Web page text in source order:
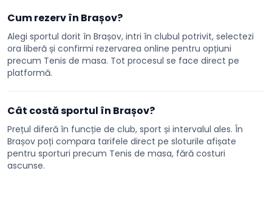
Cum rezerv în Brașov?
Alegi sportul dorit în Brașov, intri în clubul potrivit, selectezi
ora liberă și confirmi rezervarea online pentru opțiuni
precum Tenis de masa. Tot procesul se face direct pe
platformă.
Cât costă sportul în Brașov?
Prețul diferă în funcție de club, sport și intervalul ales. În
Brașov poți compara tarifele direct pe sloturile afișate
pentru sporturi precum Tenis de masa, fără costuri
ascunse.